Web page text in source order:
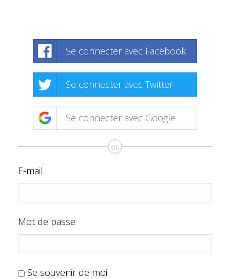
Se connecter avec Facebook
Se connecter avec Twitter
Se connecter avec Google
ou
E-mail
Mot de passe
Se souvenir de moi